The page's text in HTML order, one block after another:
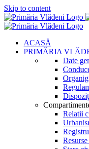
Skip to content
ACASĂ
PRIMĂRIA
Date
Relatii